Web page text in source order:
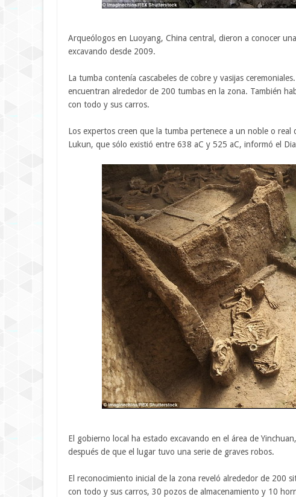
Arqueólogos en Luoyang, China central, dieron a conocer
excavando desde 2009.
La tumba contenía cascabeles de cobre y vasijas
encuentran alrededor de 200 tumbas en la zona. También
con todo y sus carros.
Los expertos creen que la tumba pertenece a un noble o
Lukun, que sólo existió entre 638 aC y 525 aC, informó el
El gobierno local ha estado excavando en el área de
después de que el lugar tuvo una serie de graves robos.
El reconocimiento inicial de la zona reveló alrededor de 200
con todo y sus carros, 30 pozos de almacenamiento y 10